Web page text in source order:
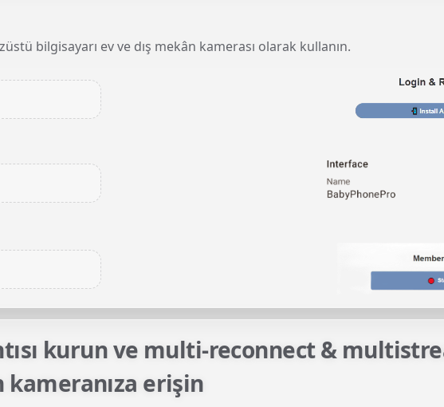
bilgisayarı ev ve dış mekân kamerası olarak kullanın.
kurun ve multi-reconnect &
erişin